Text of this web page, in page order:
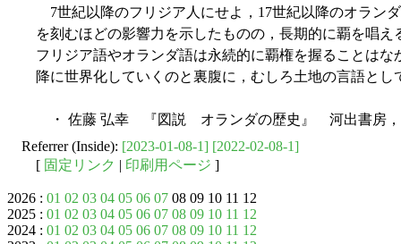
7世紀以降のフリジア人にせよ，17世紀以降のオラン
を刻むほどの影響力を示したものの，長期的に覇を唱
フリジア語やオランダ語は永続的に覇権を握ることは
降に世界化していくのと裏腹に，むしろ土地の言語と
・ 佐藤 弘幸 『図説 オランダの歴史』 河出書房，
Referrer (Inside): [2023-01-08-1] [2022-02-08-1]
[ 固定リンク | 印刷用ページ ]
2026 : 01 02 03 04 05 06 07 08 09 10 11 12
2025 : 01 02 03 04 05 06 07 08 09 10 11 12
2024 : 01 02 03 04 05 06 07 08 09 10 11 12